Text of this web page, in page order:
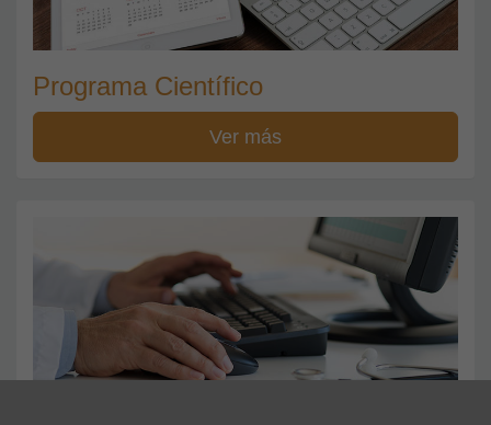
Programa Científico
Ver más